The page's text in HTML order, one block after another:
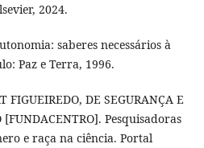
2024.
saberes necessários à
Paz e Terra, 1996.
FIGUEIREDO, DE SEGURANÇA E
Pesquisadoras
e raça na ciência. Portal